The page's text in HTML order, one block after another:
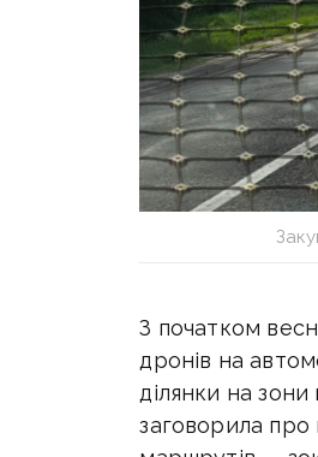
З початком
дронів на
ділянки на зони
заговорила про